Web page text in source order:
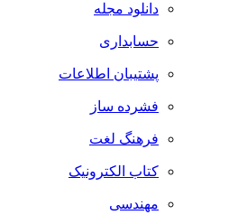
دانلود مجله
حسابداری
پشتیبان اطلاعات
فشرده ساز
فرهنگ لغت
کتاب الکترونیک
مهندسی